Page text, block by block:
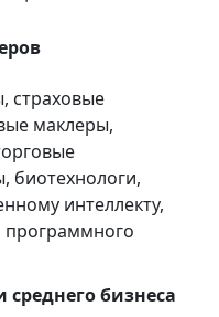
страховые
маклеры,
биотехнологи,
интеллекту,
программного
бизнеса